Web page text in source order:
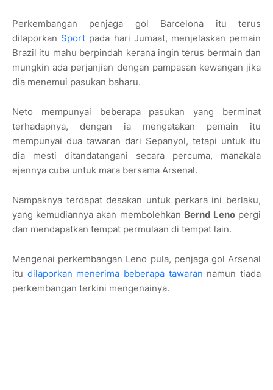
Perkembangan penjaga gol Barcelona itu terus
dilaporkan Sport pada hari Jumaat, menjelaskan pemain
Brazil itu mahu berpindah kerana ingin terus bermain dan
mungkin ada perjanjian dengan pampasan kewangan jika
dia menemui pasukan baharu.
Neto mempunyai beberapa pasukan yang berminat
terhadapnya, dengan ia mengatakan pemain itu
mempunyai dua tawaran dari Sepanyol, tetapi untuk itu
dia mesti ditandatangani secara percuma, manakala
ejennya cuba untuk mara bersama Arsenal.
Nampaknya terdapat desakan untuk perkara ini berlaku,
yang kemudiannya akan membolehkan Bernd Lenopergi
dan mendapatkan tempat permulaan di tempat lain.
Mengenai perkembangan Leno pula, penjaga gol Arsenal
itu dilaporkan menerima beberapa tawaran namun tiada
perkembangan terkini mengenainya.